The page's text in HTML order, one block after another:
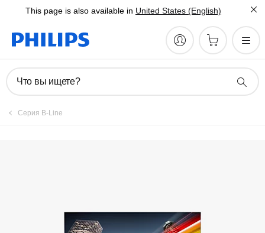
This page is also available in United States (English)
Что вы ищете?
Серия B-Line